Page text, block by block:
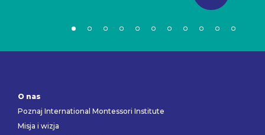
O nas
Poznaj International Montessori Institute
Misja i wizja